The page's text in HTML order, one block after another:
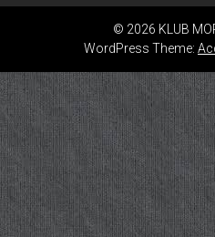
© 2026 KLUB
WordPress Theme: